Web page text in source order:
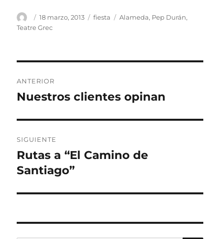
Autor
Publicado
el
18 marzo, 2013 Categorías
fiesta Etiquetas
Alameda, Pep Durán,
Teatre Grec
de
ANTERIOR
Entrada
Nuestros clientes opinan
SIGUIENTE
Entrada
siguiente:
Rutas a “El Camino de
Santiago”